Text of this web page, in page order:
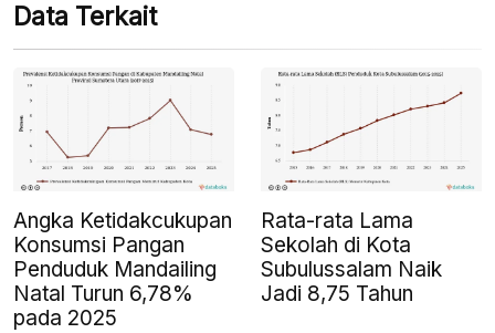
Data Terkait
Angka Ketidakcukupan
Konsumsi Pangan
Penduduk Mandailing
Natal Turun 6,78%
pada 2025
Rata-rata Lama
Sekolah di Kota
Subulussalam Naik
Jadi 8,75 Tahun